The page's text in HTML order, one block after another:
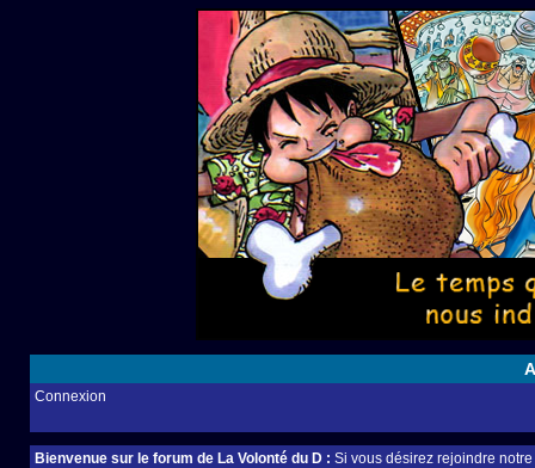
Connexion
Bienvenue sur le forum de La Volonté du D : Si vous désirez rejoindre